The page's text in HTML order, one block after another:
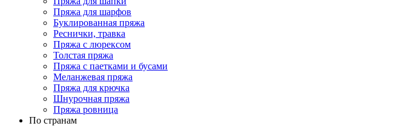
Пряжа для шарфов
Буклированная пряжа
Реснички, травка
Пряжа с люрексом
Толстая пряжа
Пряжа с паетками и бусами
Меланжевая пряжа
Пряжа для крючка
Шнурочная пряжа
Пряжа ровница
По странам